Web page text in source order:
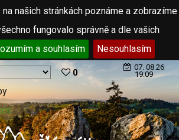
našich stránkách poznáme a zobrazíme
fungovalo správně a dle vašich
a souhlasím Nesouhlasím
0
07. 08.26
19:09